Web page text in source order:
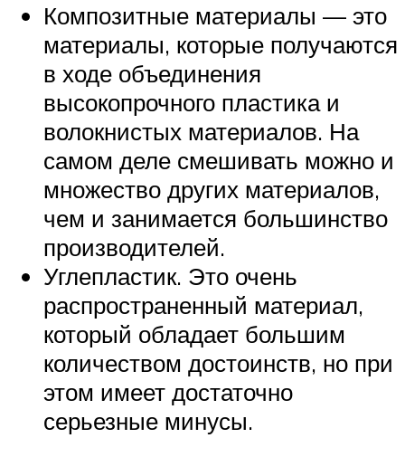
Композитные материалы — это
материалы, которые получаются
в ходе объединения
высокопрочного пластика и
волокнистых материалов. На
самом деле смешивать можно и
множество других материалов,
чем и занимается большинство
производителей.
Углепластик. Это очень
распространенный материал,
который обладает большим
количеством достоинств, но при
этом имеет достаточно
серьезные минусы.